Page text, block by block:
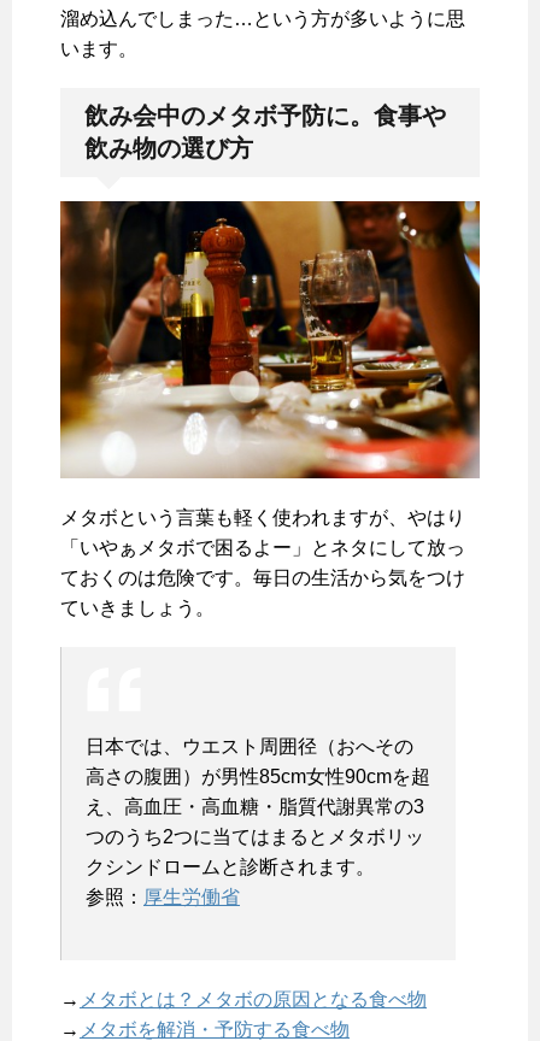
溜め込んでしまった…という方が多いように思
います。
飲み会中のメタボ予防に。食事や
飲み物の選び方
メタボという言葉も軽く使われますが、やはり
「いやぁメタボで困るよー」とネタにして放っ
ておくのは危険です。毎日の生活から気をつけ
ていきましょう。
日本では、ウエスト周囲径（おへその
高さの腹囲）が男性85cm女性90cmを超
え、高血圧・高血糖・脂質代謝異常の3
つのうち2つに当てはまるとメタボリッ
クシンドロームと診断されます。
参照： 厚生労働省
→ メタボとは？メタボの原因となる食べ物
→ メタボを解消・予防する食べ物